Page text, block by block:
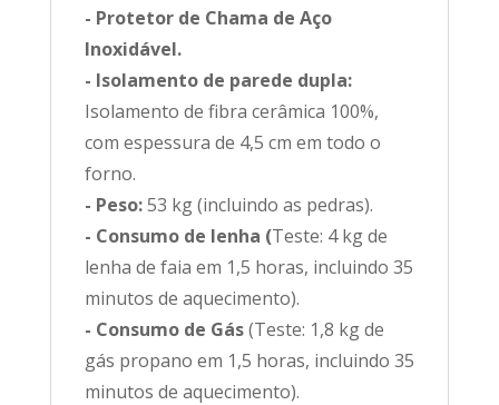
- Protetor de Chama de Aço
Inoxidável.
- Isolamento de parede dupla:
Isolamento de fibra cerâmica 100%,
com espessura de 4,5 cm em todo o
forno.
- Peso:53 kg (incluindo as pedras).
- Consumo de lenha (Teste: 4 kg de
lenha de faia em 1,5 horas, incluindo 35
minutos de aquecimento).
- Consumo de Gás(Teste: 1,8 kg de
gás propano em 1,5 horas, incluindo 35
minutos de aquecimento).